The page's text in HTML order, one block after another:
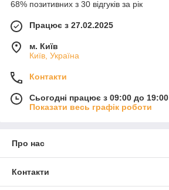
68% позитивних з 30 відгуків за рік
Працює з 27.02.2025
м. Київ
Київ, Україна
Контакти
Сьогодні працює з 09:00 до 19:00
Показати весь графік роботи
Про нас
Контакти